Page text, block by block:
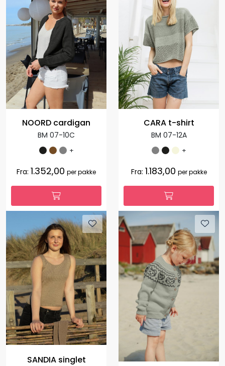
NOORD cardigan
BM 07-10C
+
Fra: 1.352,00 per pakke
CARA t-shirt
BM 07-12A
+
Fra: 1.183,00 per pakke
SANDIA singlet